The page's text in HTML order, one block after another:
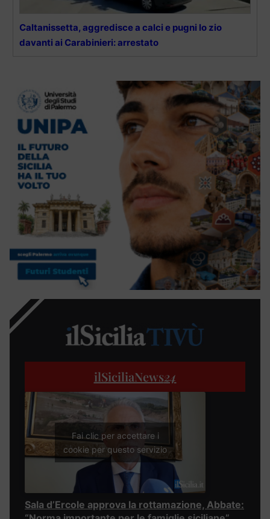
Caltanissetta, aggredisce a calci e pugni lo zio
davanti ai Carabinieri: arrestato
ilSiciliaNews24
Fai clic per accettare i
cookie per questo servizio
Sala d’Ercole approva la rottamazione, Abbate: